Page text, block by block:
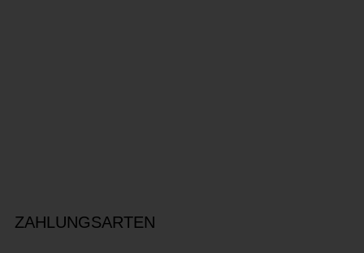
ZAHLUNGSARTEN